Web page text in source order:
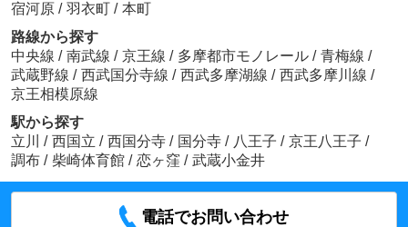
宿河原 / 羽衣町 / 本町
路線から探す
中央線 / 南武線 / 京王線 / 多摩都市モノレール / 青梅線 /
武蔵野線 / 西武国分寺線 / 西武多摩湖線 / 西武多摩川線 /
京王相模原線
駅から探す
立川
/ 西国立 / 西国分寺 / 国分寺 / 八王子 / 京王八王子 /
調布 / 柴崎体育館 / 恋ヶ窪 / 武蔵小金井
電話でお問い合わせ